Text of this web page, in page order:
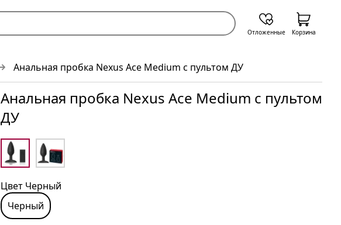
Анальная пробка Nexus Ace Medium с пультом ДУ
Анальная пробка Nexus Ace Medium с пультом
ДУ
Цвет Черный
Черный
Отложенные Корзина